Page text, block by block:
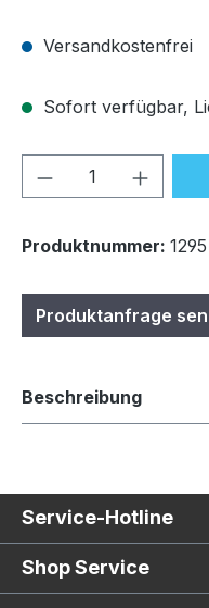
Versandkostenfrei
Sofort verfügbar,
Produkt
Produktnummer: 1295
Produktanfrage
Beschreibung
Service-Hotline
Shop Service